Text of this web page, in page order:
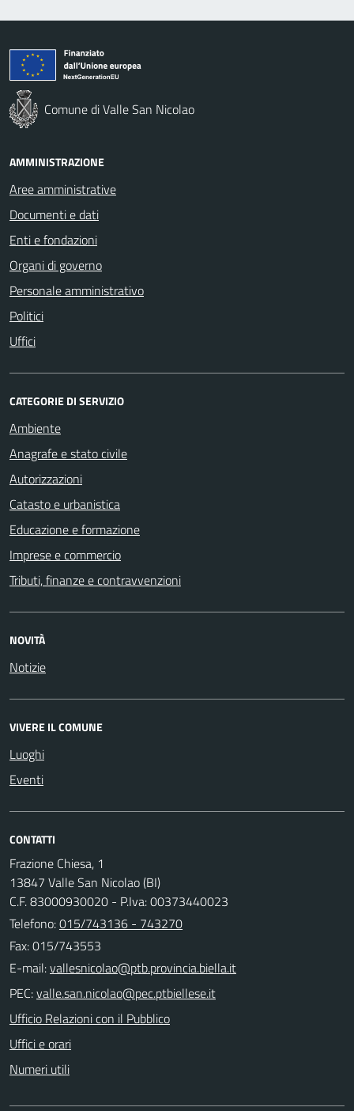
Comune di Valle San Nicolao
AMMINISTRAZIONE
Aree amministrative
Documenti e dati
Enti e fondazioni
Organi di governo
Personale amministrativo
Politici
Uffici
CATEGORIE DI SERVIZIO
Ambiente
Anagrafe e stato civile
Autorizzazioni
Catasto e urbanistica
Educazione e formazione
Imprese e commercio
Tributi, finanze e contravvenzioni
NOVITÀ
Notizie
VIVERE IL COMUNE
Luoghi
Eventi
CONTATTI
Frazione Chiesa, 1
13847 Valle San Nicolao (BI)
C.F. 83000930020 - P.Iva: 00373440023
Telefono:015/743136 - 743270
Fax: 015/743553
E-mail:
PEC:
Ufficio Relazioni con il Pubblico
Uffici e orari
Numeri utili